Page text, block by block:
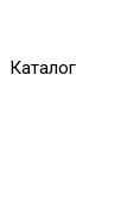
Каталог